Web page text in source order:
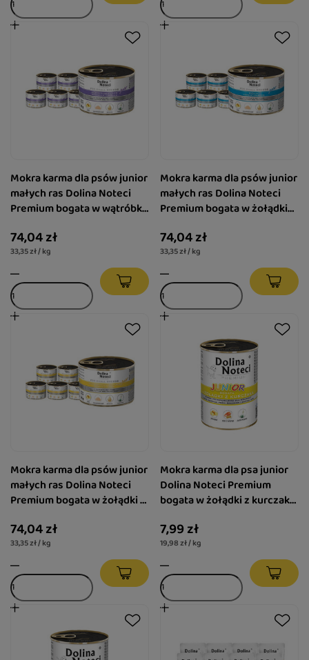
Mokra karma dla psów junior
małych ras Dolina Noteci
Premium bogata w wątróbkę
zestaw 12 x 185 g
74,04 zł
33,35 zł / kg
Mokra karma dla psów junior
małych ras Dolina Noteci
Premium bogata w żołądki
74,04 zł
33,35 zł / kg
Mokra karma dla psów junior
małych ras Dolina Noteci
Premium bogata w żołądki z
zestaw 12 x 185 g
74,04 zł
33,35 zł / kg
Mokra karma dla psa junior
Dolina Noteci Premium
bogata w żołądki z kurczaka
7,99 zł
19,98 zł / kg